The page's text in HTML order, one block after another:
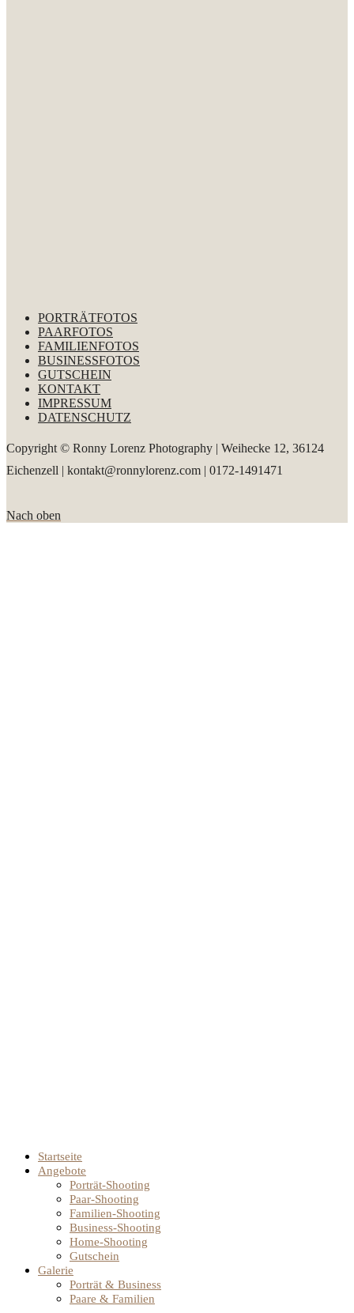
PORTRÄTFOTOS
PAARFOTOS
FAMILIENFOTOS
BUSINESSFOTOS
GUTSCHEIN
KONTAKT
IMPRESSUM
DATENSCHUTZ
Copyright © Ronny Lorenz Photography | Weihecke 12, 36124
Eichenzell | kontakt@ronnylorenz.com | 0172-1491471
Nach oben
Startseite
Angebote
Porträt-Shooting
Paar-Shooting
Familien-Shooting
Business-Shooting
Home-Shooting
Gutschein
Galerie
Porträt & Business
Paare & Familien